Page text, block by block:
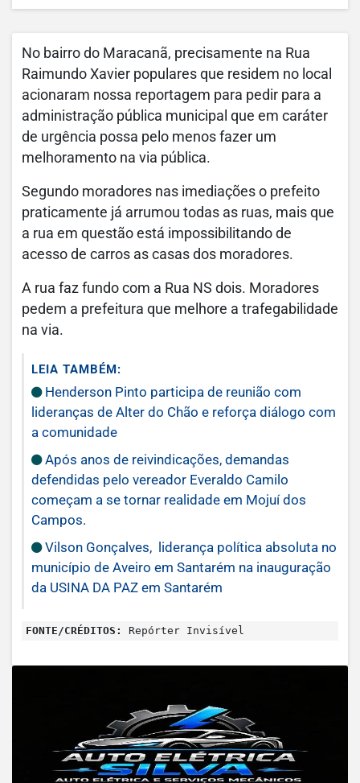
No bairro do Maracanã, precisamente na Rua
Raimundo Xavier populares que residem no local
acionaram nossa reportagem para pedir para a
administração pública municipal que em caráter
de urgência possa pelo menos fazer um
melhoramento na via pública.
Segundo moradores nas imediações o prefeito
praticamente já arrumou todas as ruas, mais que
a rua em questão está impossibilitando de
acesso de carros as casas dos moradores.
A rua faz fundo com a Rua NS dois. Moradores
pedem a prefeitura que melhore a trafegabilidade
na via.
LEIA TAMBÉM:
Henderson Pinto participa de reunião com
lideranças de Alter do Chão e reforça diálogo com
a comunidade
Após anos de reivindicações, demandas
defendidas pelo vereador Everaldo Camilo
começam a se tornar realidade em Mojuí dos
Campos.
Vilson Gonçalves, liderança política absoluta no
município de Aveiro em Santarém na inauguração
da USINA DA PAZ em Santarém
FONTE/CRÉDITOS: Repórter Invisível